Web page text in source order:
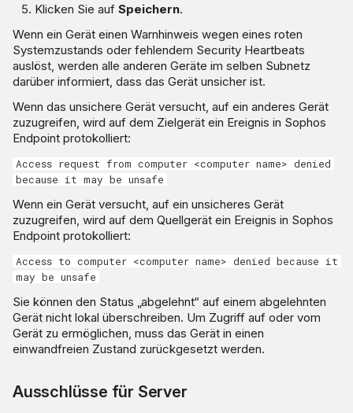
Klicken Sie aufSpeichern.
Wenn ein Gerät einen Warnhinweis wegen eines roten
Systemzustands oder fehlendem Security Heartbeats
auslöst, werden alle anderen Geräte im selben Subnetz
darüber informiert, dass das Gerät unsicher ist.
Wenn das unsichere Gerät versucht, auf ein anderes Gerät
zuzugreifen, wird auf dem Zielgerät ein Ereignis in Sophos
Endpoint protokolliert:
Access request from computer <computer name> denied
because it may be unsafe
Wenn ein Gerät versucht, auf ein unsicheres Gerät
zuzugreifen, wird auf dem Quellgerät ein Ereignis in Sophos
Endpoint protokolliert:
Access to computer <computer name> denied because it
may be unsafe
Sie können den Status „abgelehnt“ auf einem abgelehnten
Gerät nicht lokal überschreiben. Um Zugriff auf oder vom
Gerät zu ermöglichen, muss das Gerät in einen
einwandfreien Zustand zurückgesetzt werden.
Ausschlüsse für Server